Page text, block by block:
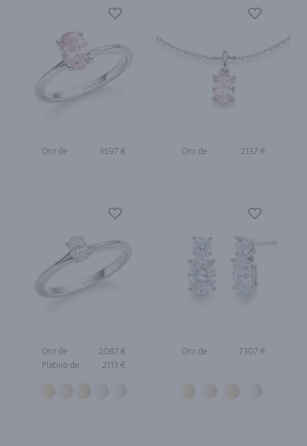
Oro de 3597 € Oro de 2137 €
Oro de
2087 €
Platino de
2113 €
Oro de 7307 €